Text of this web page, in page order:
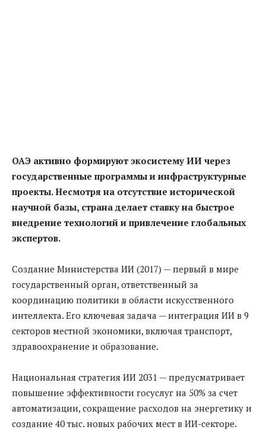
ОАЭ активно формируют экосистему ИИ через
государственные программы и инфраструктурные
проекты. Несмотря на отсутствие исторической
научной базы, страна делает ставку на быстрое
внедрение технологий и привлечение глобальных
экспертов.
Создание Министерства ИИ (2017) — первый в мире
государственный орган, ответственный за
координацию политики в области искусственного
интеллекта. Его ключевая задача — интеграция ИИ в 9
секторов местной экономики, включая транспорт,
здравоохранение и образование.
Национальная стратегия ИИ 2031 — предусматривает
повышение эффективности госуслуг на 50% за счет
автоматизации, сокращение расходов на энергетику и
создание 40 тыс. новых рабочих мест в ИИ-секторе.